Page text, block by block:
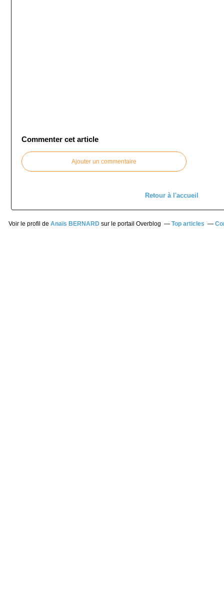
Commenter cet article
Ajouter un commentaire
Retour à l'accueil
Voir le profil de Anaïs BERNARDsur le portail Overblog Top articles